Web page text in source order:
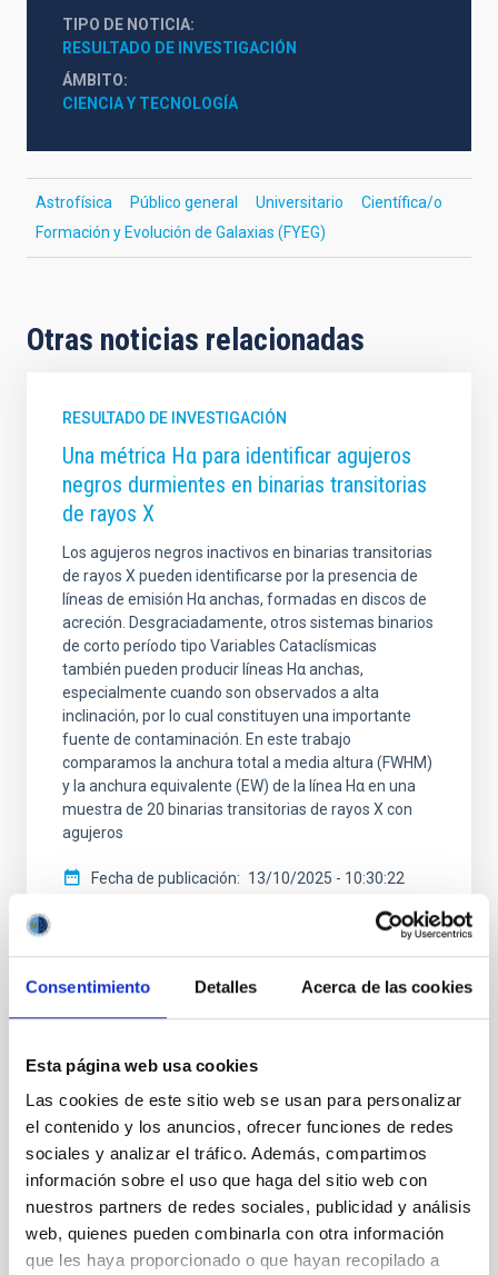
Consentimiento Detalles Acerca de las cookies
Esta página web usa cookies
Las cookies de este sitio web se usan para personalizar
el contenido y los anuncios, ofrecer funciones de redes
sociales y analizar el tráfico. Además, compartimos
información sobre el uso que haga del sitio web con
nuestros partners de redes sociales, publicidad y análisis
web, quienes pueden combinarla con otra información
que les haya proporcionado o que hayan recopilado a
TIPO DE NOTICIA
RESULTADO DE INVESTIGACIÓN
ÁMBITO
CIENCIA Y TECNOLOGÍA
Astrofísica Público general Universitario
Científica/o
Formación y Evolución de Galaxias (FYEG)
Otras noticias relacionadas
RESULTADO DE INVESTIGACIÓN
Una métrica Hα para identificar agujeros
negros durmientes en binarias transitorias
de rayos X
Los agujeros negros inactivos en binarias transitorias
de rayos X pueden identificarse por la presencia de
líneas de emisión Hα anchas, formadas en discos de
acreción. Desgraciadamente, otros sistemas binarios
de corto período tipo Variables Cataclísmicas
también pueden producir líneas Hα anchas,
especialmente cuando son observados a alta
inclinación, por lo cual constituyen una importante
fuente de contaminación. En este trabajo
comparamos la anchura total a media altura (FWHM)
y la anchura equivalente (EW) de la línea Hα en una
muestra de 20 binarias transitorias de rayos X con
agujeros
Fecha de publicación 13/10/2025 - 10:30:22
Tres redes de doctorado europeas se
unen en Gante para la "Third EDUCADO
Training School on Astro–AI and Machine
Learning"
Del 2 al 6 de marzo de 2026, la Universidad de Gante
se convierte en el epicentro de la intersección entre
la astrofísica y la inteligencia artificial. Organizada